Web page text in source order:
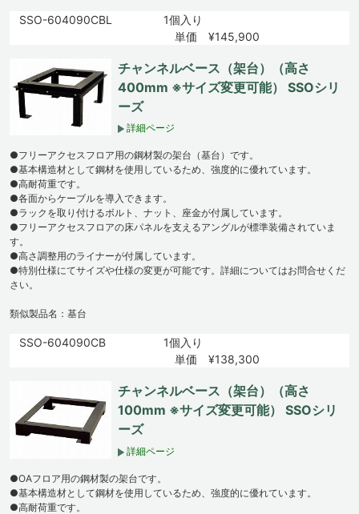
SSO-604090CBL
1個入り
単価 ¥145,900
チャンネルベース（架台）（高さ
400mm ※サイズ変更可能） SSOシリ
ーズ
詳細ページ
●フリーアクセスフロア用の鋼材製の架台（基台）です。
●基本構造材として鋼材を使用しているため、強度的に優れています。
●高耐荷重です。
●各面からケーブルを導入できます。
●ラックを取り付けるボルト、ナット、座金が付属しています。
●フリーアクセスフロアの床パネルを支えるアングルが標準装備されていま
す。
●高さ調整用のライナーが付属しています。
●特別仕様にてサイズや仕様の変更が可能です。詳細についてはお問合せくだ
さい。
類似製品名：基台
SSO-604090CB
1個入り
単価 ¥138,300
チャンネルベース（架台）（高さ
100mm ※サイズ変更可能） SSOシリ
ーズ
詳細ページ
●OAフロア用の鋼材製の架台です。
●基本構造材として鋼材を使用しているため、強度的に優れています。
●高耐荷重です。